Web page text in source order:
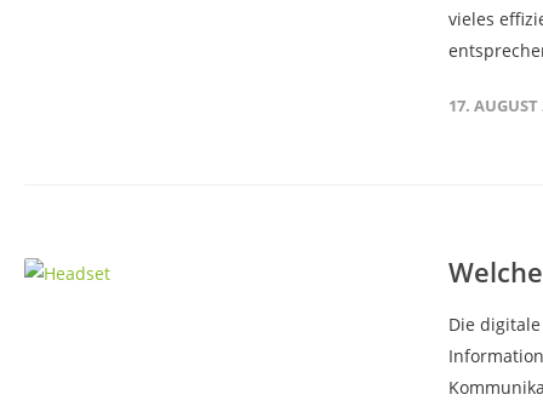
vieles
17. AUGUST
Die